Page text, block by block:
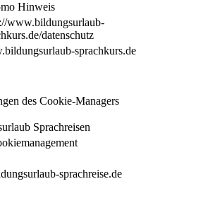
Hinweis
www.bildungsurlaub-
datenschutz
sprachkurs.de
des Cookie-Managers
Sprachreisen
sprachreise.de